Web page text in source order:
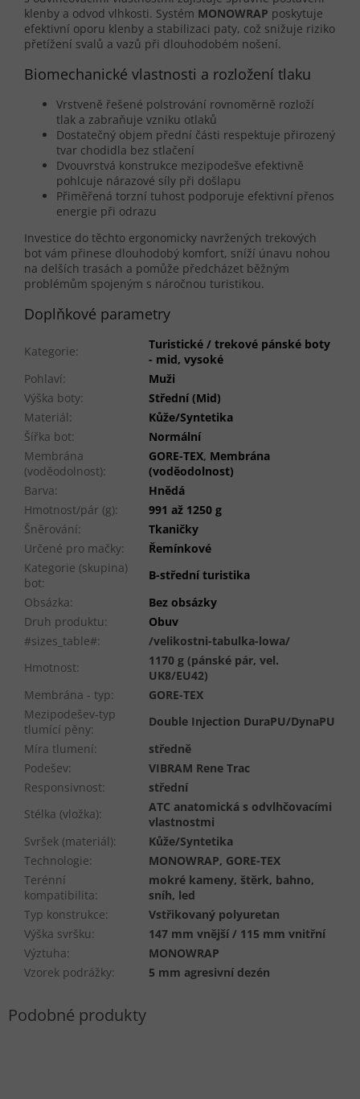
klenby a odvod vlhkosti. Systém MONOWRAP poskytuje
efektivní oporu klenby a stabilizaci paty, což snižuje riziko
přetížení svalů a vazů při dlouhodobém nošení.
Biomechanické vlastnosti a rozložení tlaku
Vrstveně řešené polstrování rovnoměrně rozloží
tlak a zabraňuje vzniku otlaků
Dostatečný objem přední části respektuje přirozený
tvar chodidla bez stlačení
Dvouvrstvá konstrukce mezipodešve efektivně
pohlcuje nárazové síly při došlapu
Přiměřená torzní tuhost podporuje efektivní přenos
energie při odrazu
Investice do těchto ergonomicky navržených trekových
bot vám přinese dlouhodobý komfort, sníží únavu nohou
na delších trasách a pomůže předcházet běžným
problémům spojeným s náročnou turistikou.
Doplňkové parametry
Kategorie:
Turistické / trekové pánské boty
- mid, vysoké
Pohlaví:
Muži
Výška boty:
Střední (Mid)
Materiál:
Kůže/Syntetika
Šířka bot:
Normální
Membrána
(voděodolnost):
GORE-TEX, Membrána
(voděodolnost)
Barva:
Hnědá
Hmotnost/pár (g):
991 až 1250 g
Šněrování:
Tkaničky
Určené pro mačky:
Řemínkové
Kategorie (skupina)
bot:
B-střední turistika
Obsázka:
Bez obsázky
Druh produktu:
Obuv
#sizes_table#:
/velikostni-tabulka-lowa/
Hmotnost:
1170 g (pánské pár, vel.
UK8/EU42)
Membrána - typ:
GORE-TEX
Mezipodešev-typ
tlumící pěny:
Double Injection DuraPU/DynaPU
Míra tlumení:
středně
Podešev:
VIBRAM Rene Trac
Responsivnost:
střední
Stélka (vložka):
ATC anatomická s odvlhčovacími
vlastnostmi
Svršek (materiál):
Kůže/Syntetika
Technologie:
MONOWRAP, GORE-TEX
Terénní
kompatibilita:
mokré kameny, štěrk, bahno,
sníh, led
Typ konstrukce:
Vstřikovaný polyuretan
Výška svršku:
147 mm vnější / 115 mm vnitřní
Výztuha:
MONOWRAP
Vzorek podrážky: 5 mm agresivní dezén